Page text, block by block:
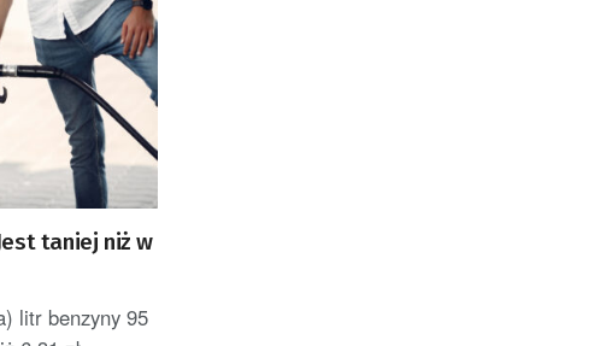
taniej niż w
litr benzyny 95